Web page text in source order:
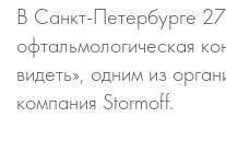
В Санкт-Петербурге
офтальмологическая
видеть», одним из
компания Stormoff.